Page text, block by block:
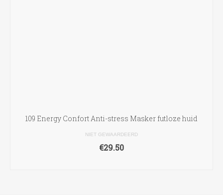
109 Energy Confort Anti-stress Masker futloze huid
NIET GEWAARDEERD
€29.50